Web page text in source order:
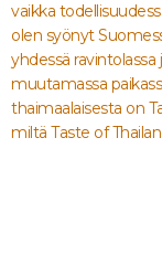
vaikka
olen syönyt
yhdessä ravintolassa
muutamassa
thaimaalaisesta on
miltä Taste of